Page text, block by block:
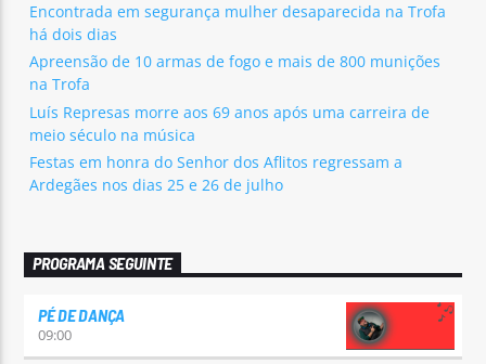
Encontrada em segurança mulher desaparecida na Trofa
há dois dias
Apreensão de 10 armas de fogo e mais de 800 munições
na Trofa
Luís Represas morre aos 69 anos após uma carreira de
meio século na música
Festas em honra do Senhor dos Aflitos regressam a
Ardegães nos dias 25 e 26 de julho
PROGRAMA SEGUINTE
PÉ DE DANÇA
09:00